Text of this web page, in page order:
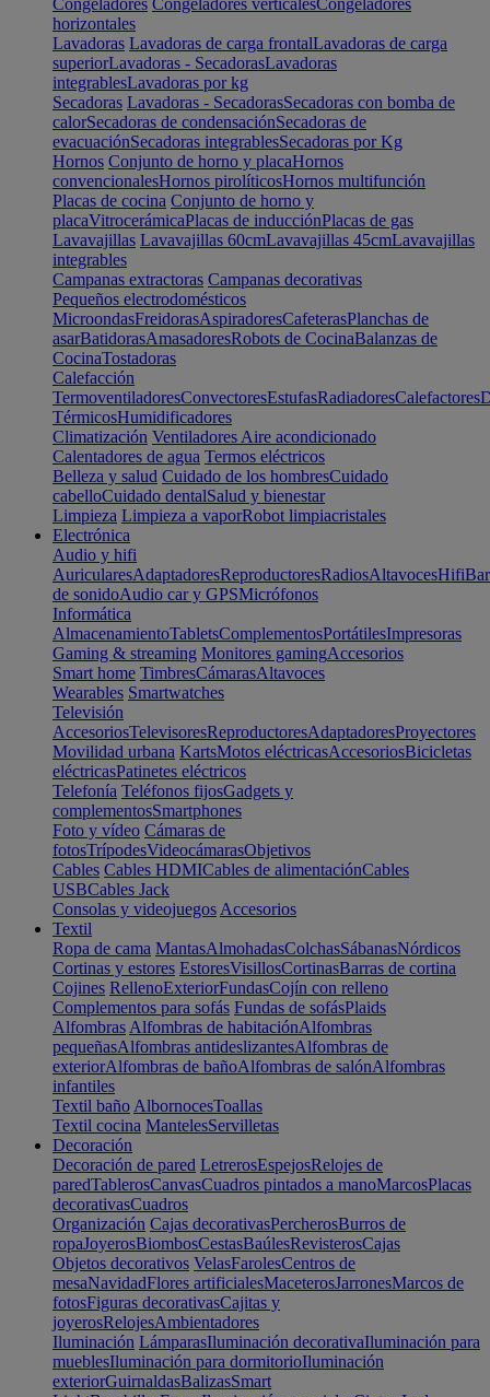
Congeladores Congeladores verticalesCongeladores
horizontales
Lavadoras Lavadoras de carga frontalLavadoras de carga
superiorLavadoras - SecadorasLavadoras
integrablesLavadoras por kg
Secadoras Lavadoras - SecadorasSecadoras con bomba de
calorSecadoras de condensaciónSecadoras de
evacuaciónSecadoras integrablesSecadoras por Kg
Hornos Conjunto de horno y placaHornos
convencionalesHornos pirolíticosHornos multifunción
Placas de cocina Conjunto de horno y
placaVitrocerámicaPlacas de inducciónPlacas de gas
Lavavajillas Lavavajillas 60cmLavavajillas 45cmLavavajillas
integrables
Campanas extractoras Campanas decorativas
Pequeños electrodomésticos
MicroondasFreidorasAspiradoresCafeterasPlanchas de
asarBatidorasAmasadoresRobots de CocinaBalanzas de
CocinaTostadoras
Calefacción
TermoventiladoresConvectoresEstufasRadiadoresCalefactores
TérmicosHumidificadores
Climatización Ventiladores Aire acondicionado
Calentadores de agua Termos eléctricos
Belleza y salud Cuidado de los hombresCuidado
cabelloCuidado dentalSalud y bienestar
Limpieza Limpieza a vaporRobot limpiacristales
Electrónica
Audio y hifi
AuricularesAdaptadoresReproductoresRadiosAltavocesHifi
de sonidoAudio car y GPSMicrófonos
Informática
AlmacenamientoTabletsComplementosPortátilesImpresoras
Gaming & streaming Monitores gamingAccesorios
Smart home TimbresCámarasAltavoces
Wearables Smartwatches
Televisión
AccesoriosTelevisoresReproductoresAdaptadoresProyectores
Movilidad urbana KartsMotos eléctricasAccesoriosBicicletas
eléctricasPatinetes eléctricos
Telefonía Teléfonos fijosGadgets y
complementosSmartphones
Foto y vídeo Cámaras de
fotosTrípodesVideocámarasObjetivos
Cables Cables HDMICables de alimentaciónCables
USBCables Jack
Consolas y videojuegos Accesorios
Textil
Ropa de cama MantasAlmohadasColchasSábanasNórdicos
Cortinas y estores EstoresVisillosCortinasBarras de cortina
Cojines RellenoExteriorFundasCojín con relleno
Complementos para sofás Fundas de sofásPlaids
Alfombras Alfombras de habitaciónAlfombras
pequeñasAlfombras antideslizantesAlfombras de
exteriorAlfombras de bañoAlfombras de salónAlfombras
infantiles
Textil baño AlbornocesToallas
Textil cocina MantelesServilletas
Decoración
Decoración de pared LetrerosEspejosRelojes de
paredTablerosCanvasCuadros pintados a manoMarcosPlacas
decorativasCuadros
Organización Cajas decorativasPercherosBurros de
ropaJoyerosBiombosCestasBaúlesRevisterosCajas
Objetos decorativos VelasFarolesCentros de
mesaNavidadFlores artificialesMaceterosJarronesMarcos de
fotosFiguras decorativasCajitas y
joyerosRelojesAmbientadores
Iluminación LámparasIluminación decorativaIluminación para
mueblesIluminación para dormitorioIluminación
exteriorGuirnaldasBalizasSmart